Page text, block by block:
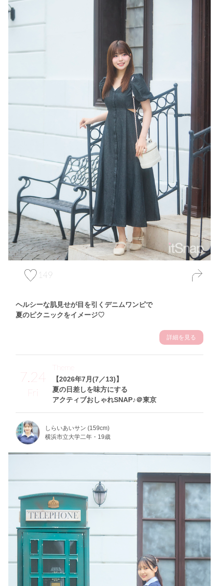
149
ヘルシーな肌見せが目を引くデニムワンピで
夏のピクニックをイメージ♡
詳細を見る
7.24
Fri
【2026年7月(7／13)】
夏の日差しを味方にする
アクティブおしゃれSNAP♪＠東京
Theme
しらいあいサン (159cm)
横浜市立大学二年・19歳